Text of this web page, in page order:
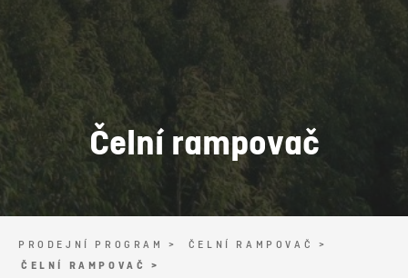
Čelní rampovač
PRODEJNÍ PROGRAM >
ČELNÍ RAMPOVAČ >
ČELNÍ RAMPOVAČ >